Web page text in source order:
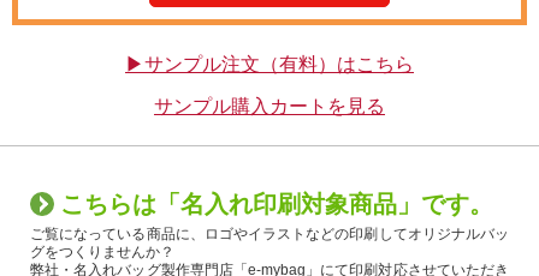
▶サンプル注文（有料）はこちら
サンプル購入カートを見る
こちらは「名入れ印刷対象商品」です。
ご覧になっている商品に、ロゴやイラストなどの印刷してオリジナルバッ
グをつくりませんか？
弊社・名入れバッグ製作専門店「e-mybag」にて印刷対応させていただき